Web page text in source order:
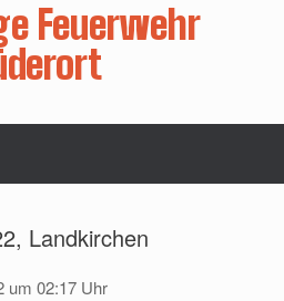
Feuerwehr
Landkirchen
um 02:17 Uhr